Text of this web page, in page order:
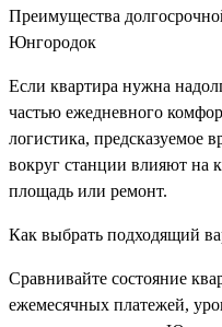
Преимущества
Юнгородок
Если квартира нужна
частью ежедневного
логистика, предсказуемое
вокруг станции влияют на
площадь или ремонт.
Как выбрать подходящий
Сравнивайте состояние
ежемесячных платежей,